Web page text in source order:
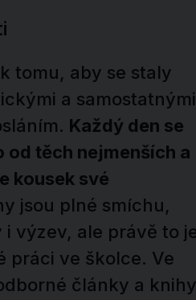
tomu, aby se staly
a samostatnými
Každý den se
od těch nejmenších a
kousek své
jsou plné smíchu,
výzev, ale právě to
práci ve školce. Ve
články a